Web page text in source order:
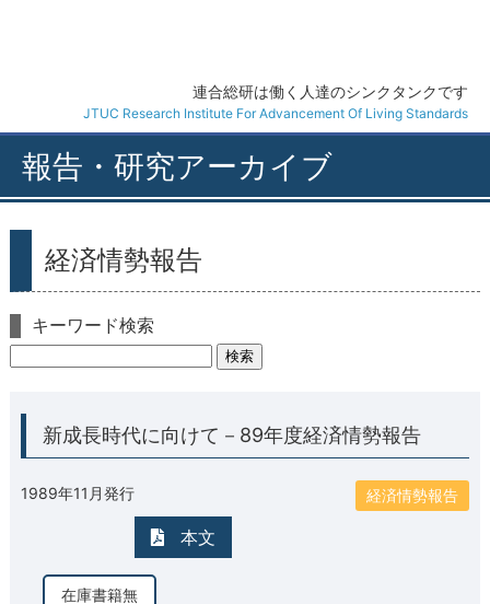
連合総研は働く人達のシンクタンクです
JTUC Research Institute For Advancement Of Living Standards
報告・研究アーカイブ
経済情勢報告
キーワード検索
新成長時代に向けて－89年度経済情勢報告
1989年11月発行 経済情勢報告
本文
在庫書籍無